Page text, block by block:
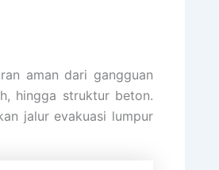
aman dari gangguan
hingga struktur beton.
jalur evakuasi lumpur